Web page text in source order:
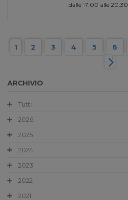
dalle 17:00 alle 20:30
1 2 3 4 5 6
ARCHIVIO
Tutti
2026
2025
2024
2023
2022
2021